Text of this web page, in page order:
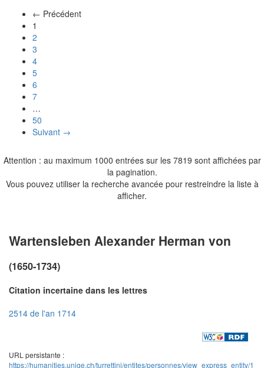
← Précédent
1
2
3
4
5
6
7
…
50
Suivant →
Attention : au maximum 1000 entrées sur les 7819 sont affichées par
la pagination.
Vous pouvez utiliser la recherche avancée pour restreindre la liste à
afficher.
Wartensleben Alexander Herman von
(1650-1734)
Citation incertaine dans les lettres
2514 de l'an 1714
URL persistante :
https://humanities.unige.ch/turrettini/entites/personnes/view_express_entity/1